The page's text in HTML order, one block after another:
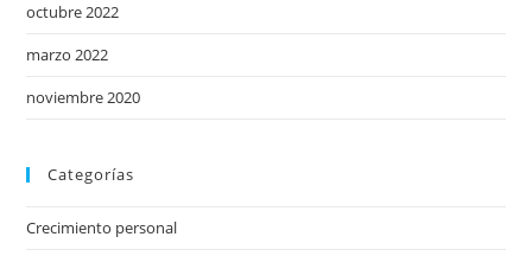
octubre 2022
marzo 2022
noviembre 2020
Categorías
Crecimiento personal